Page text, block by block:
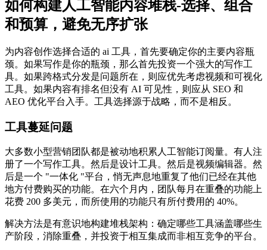
如何构建人工智能内容堆栈-选择、组合
和预算，避免无序扩张
为内容创作选择合适的 ai 工具，首先要确定你的主要内容瓶
颈。如果写作是你的瓶颈，那么首先投资一个强大的写作工
具。如果跨格式分发是问题所在，则应优先考虑视频和可视化
工具。如果内容有排名但没有 AI 可见性，则应从 SEO 和
AEO 优化平台入手。工具选择源于战略，而不是相反。
工具蔓延问题
大多数小型营销团队都是被动地积累人工智能订阅量。有人注
册了一个写作工具。然后是设计工具。然后是视频编辑器。然
后是一个 "一体化 "平台，悄无声息地重复了他们已经在其他
地方付费购买的功能。在六个月内，团队每月在重叠的功能上
花费 200 多美元，而所使用的功能只有所付费用的 40%。
解决方法是有意识地构建堆栈架构：确定哪些工具涵盖哪些生
产阶段，消除重叠，并投资于相互集成而非相互竞争的平台。